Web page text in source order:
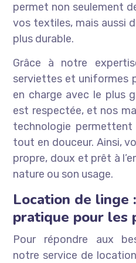
permet non seulement
vos textiles, mais aussi
plus durable.
Grâce à notre
serviettes et uniformes
en charge avec le plus
est respectée, et nos
technologie
tout en douceur. Ainsi,
propre, doux et prêt à
nature ou son usage.
Location de linge
pratique pour les
Pour répondre aux
notre service de